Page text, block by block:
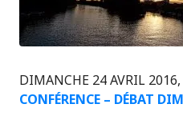
DIMANCHE 24 AVRIL
CONFÉRENCE – DÉBAT